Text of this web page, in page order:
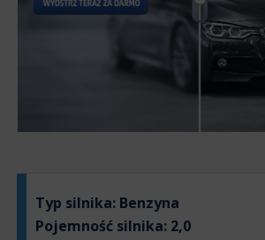
Typ silnika: Benzyna
Pojemność silnika: 2,0